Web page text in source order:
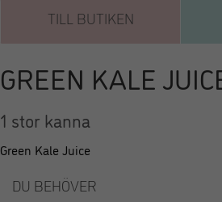
TILL BUTIKEN
GREEN KALE
1 stor kanna
Green Kale Juice
DU BEHÖVER